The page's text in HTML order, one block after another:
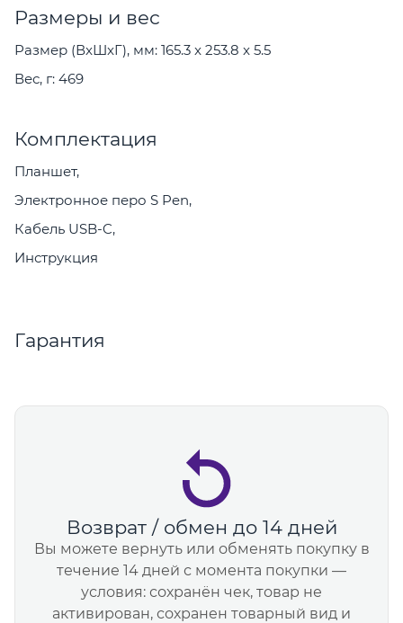
Размеры и вес
Размер (ВxШxГ), мм: 165.3 x 253.8 x 5.5
Вес, г: 469
Комплектация
Планшет,
Электронное перо S Pen,
Кабель USB-C,
Инструкция
Гарантия
Возврат / обмен до 14 дней
Вы можете вернуть или обменять покупку в
течение 14 дней с момента покупки —
условия: сохранён чек, товар не
активирован, сохранен товарный вид и